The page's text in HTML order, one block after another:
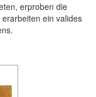
erproben die
ein valides